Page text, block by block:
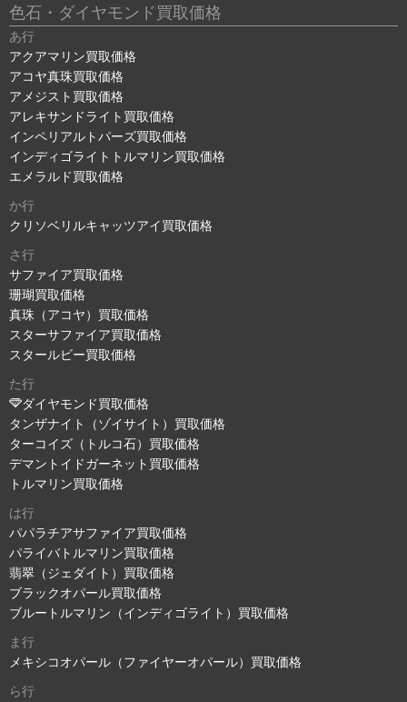
色石・ダイヤモンド買取価格
あ行
アクアマリン買取価格
アコヤ真珠買取価格
アメジスト買取価格
アレキサンドライト買取価格
インペリアルトパーズ買取価格
インディゴライトトルマリン買取価格
エメラルド買取価格
か行
クリソベリルキャッツアイ買取価格
さ行
サファイア買取価格
珊瑚買取価格
真珠（アコヤ）買取価格
スターサファイア買取価格
スタールビー買取価格
た行
ダイヤモンド買取価格
タンザナイト（ゾイサイト）買取価格
ターコイズ（トルコ石）買取価格
デマントイドガーネット買取価格
トルマリン買取価格
は行
パパラチアサファイア買取価格
パライバトルマリン買取価格
翡翠（ジェダイト）買取価格
ブラックオパール買取価格
ブルートルマリン（インディゴライト）買取価格
ま行
メキシコオパール（ファイヤーオパール）買取価格
ら行